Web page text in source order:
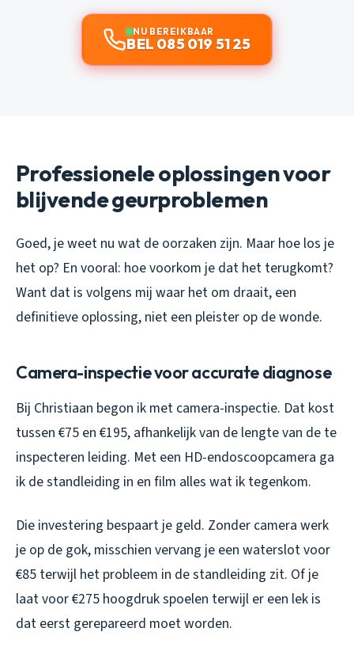
NU BEREIKBAAR
BEL 085 019 51 25
Professionele oplossingen voor
blijvende geurproblemen
Goed, je weet nu wat de oorzaken zijn. Maar hoe los je
het op? En vooral: hoe voorkom je dat het terugkomt?
Want dat is volgens mij waar het om draait, een
definitieve oplossing, niet een pleister op de wonde.
Camera-inspectie voor accurate diagnose
Bij Christiaan begon ik met camera-inspectie. Dat kost
tussen €75 en €195, afhankelijk van de lengte van de te
inspecteren leiding. Met een HD-endoscoopcamera ga
ik de standleiding in en film alles wat ik tegenkom.
Die investering bespaart je geld. Zonder camera werk
je op de gok, misschien vervang je een waterslot voor
€85 terwijl het probleem in de standleiding zit. Of je
laat voor €275 hoogdruk spoelen terwijl er een lek is
dat eerst gerepareerd moet worden.